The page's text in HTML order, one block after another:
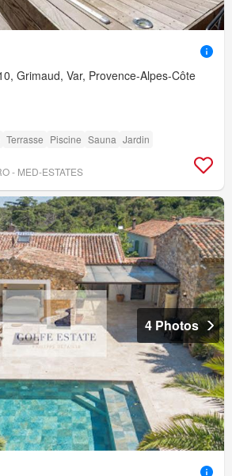
Grimaud, Var, Provence-Alpes-Côte
Terrasse Piscine Sauna Jardin
- MED-ESTATES
4 Photos